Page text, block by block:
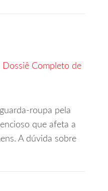
Dossiê Completo de
roupa pela
que afeta a
A dúvida sobre